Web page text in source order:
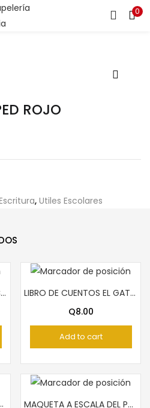
0
REGISTRARSE
ROJO
, Utiles Escolares
LIBRO DE CUENTOS ALI BABA Y LOS 40 LADRONES
LIBRO DE CUENTOS EL GATO CON BOTAS
Q8.00
Add to cart
36 COLORES
MAQUETA A ESCALA DEL PALACIO NACIONAL